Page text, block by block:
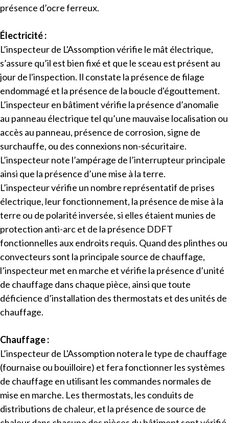
présence d’ocre ferreux.
Électricité :
L’inspecteur de L'Assomption vérifie le mât électrique,
s’assure qu’il est bien fixé et que le sceau est présent au
jour de l'inspection. Il constate la présence de filage
endommagé et la présence de la boucle d'égouttement.
L’inspecteur en bâtiment vérifie la présence d’anomalie
au panneau électrique tel qu’une mauvaise localisation ou
accès au panneau, présence de corrosion, signe de
surchauffe, ou des connexions non-sécuritaire.
L’inspecteur note l’ampérage de l’interrupteur principale
ainsi que la présence d’une mise à la terre.
L’inspecteur vérifie un nombre représentatif de prises
électrique, leur fonctionnement, la présence de mise à la
terre ou de polarité inversée, si elles étaient munies de
protection anti-arc et de la présence DDFT
fonctionnelles aux endroits requis. Quand des plinthes ou
convecteurs sont la principale source de chauffage,
l’inspecteur met en marche et vérifie la présence d’unité
de chauffage dans chaque pièce, ainsi que toute
déficience d’installation des thermostats et des unités de
chauffage.
Chauffage :
L’inspecteur de L'Assomption notera le type de chauffage
(fournaise ou bouilloire) et fera fonctionner les systèmes
de chauffage en utilisant les commandes normales de
mise en marche. Les thermostats, les conduits de
distributions de chaleur, et la présence de source de